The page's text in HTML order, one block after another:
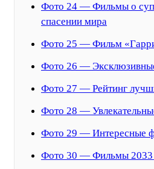
Фото 24 — Фильмы о
спасении мира
Фото 25 — Фильм
Фото 26 —
Фото 27 — Рейтинг
Фото 28 —
Фото 29 — Интересные
Фото 30 — Фильмы 2033